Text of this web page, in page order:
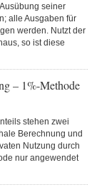
seiner
alle Ausgaben für
werden. Nutzt der
so ist diese
– 1%-Methode
stehen zwei
Berechnung und
Nutzung durch
nur angewendet